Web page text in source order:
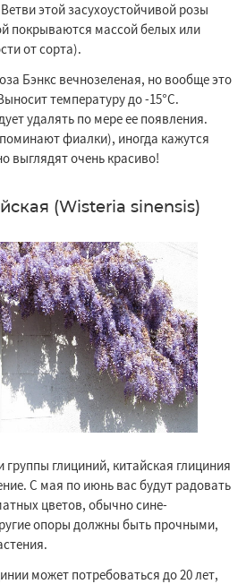
этой засухоустойчивой розы
покрываются массой белых или
от сорта).
Бэнкс вечнозеленая, но вообще это
температуру до -15°C.
удалять по мере ее появления.
фиалки), иногда кажутся
выглядят очень красиво!
(Wisteria sinensis)
группы глициний, китайская глициния
С мая по июнь вас будут радовать
цветов, обычно сине-
опоры должны быть прочными,
может потребоваться до 20 лет,